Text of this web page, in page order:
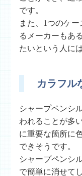
です。
また、1つのケ
るメーカーもあ
たいという人に
カラフル
シャープペンシ
われることが多
に重要な箇所に
できそうです。
シャープペンシ
で簡単に消せて